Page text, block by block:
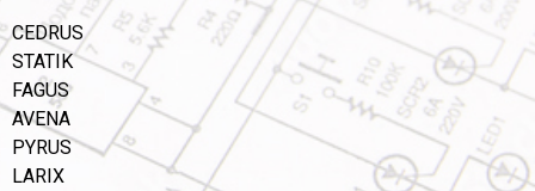
CEDRUS
STATIK
FAGUS
AVENA
PYRUS
LARIX